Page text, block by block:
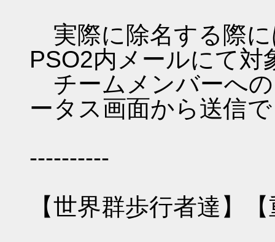
実際に除名する際に
PSO2内メールにて
チームメンバーへ
ータス画面から送信
----------
【世界群歩行者達】